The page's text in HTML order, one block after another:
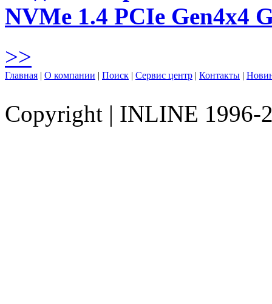
NVMe 1.4 PCIe Gen4х4
>>
Главная | О компании | Поиск | Сервис центр | Контакты |
Copyright | INLINE 1996-